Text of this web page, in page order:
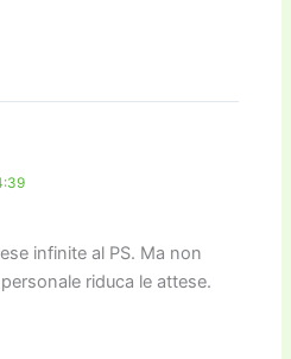
infinite al PS. Ma non
riduca le attese.